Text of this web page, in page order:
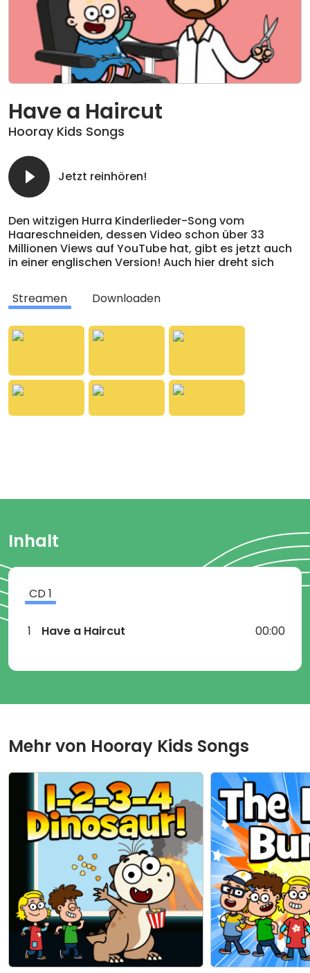
Have a Haircut
Hooray Kids Songs
Jetzt reinhören!
Den witzigen Hurra Kinderlieder-Song vom
Haareschneiden, dessen Video schon über 33
Millionen Views auf YouTube hat, gibt es jetzt auch
in einer englischen Version! Auch hier dreht sich
Frisieren. Ob stufig oder Igel, lang wie Mama, kurz
wie ein Fußballstar oder auch ganz ohne Haare –
gut so. Ein toller, "haariger" Ohrwurm samt haar-
und herrlichem Animationsvideo über ein Thema,
zum Lachen bringt!
Streamen Downloaden
Inhalt
CD1
1 Have a Haircut 00:00
Mehr von Hooray Kids Songs